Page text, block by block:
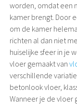
worden, omdat een
kamer brengt. Door
om de kamer
richten al dan niet
huiselijke sfeer in je
vloer gemaakt van
verschillende
betonlook vloer,
Wanneer je de vloer